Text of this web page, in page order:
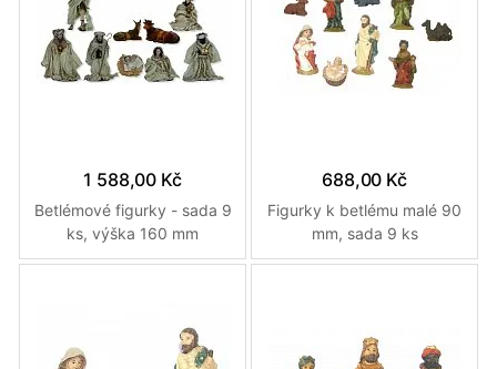
1 588,00 Kč
Betlémové figurky - sada 9
ks, výška 160 mm
688,00 Kč
Figurky k betlému malé 90
mm, sada 9 ks